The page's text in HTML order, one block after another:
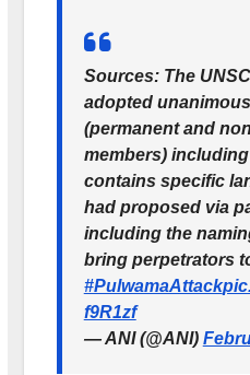
Sources: The
adopted
(permanent and
members)
contains specific
had proposed via
including the
bring perpetrators
#PulwamaAttack
f9R1zf
— ANI (@ANI)